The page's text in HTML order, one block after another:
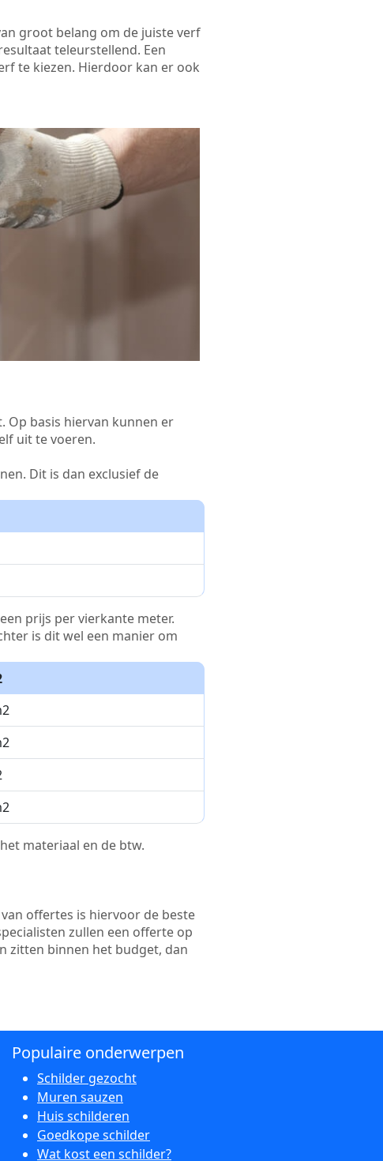
groot belang om de juiste verf
teleurstellend. Een
te kiezen. Hierdoor kan er ook
Op basis hiervan kunnen er
uit te voeren.
Dit is dan exclusief de
prijs per vierkante meter.
is dit wel een manier om
materiaal en de btw.
offertes is hiervoor de beste
zullen een offerte op
zitten binnen het budget, dan
Populaire onderwerpen
Schilder gezocht
Muren sauzen
Huis schilderen
Goedkope schilder
Wat kost een schilder?